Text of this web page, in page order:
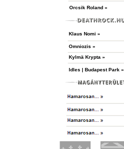
Orcsik Roland »
Klaus Nomi »
Omniozis »
Kylmä Krypta »
Idles | Budapest Park »